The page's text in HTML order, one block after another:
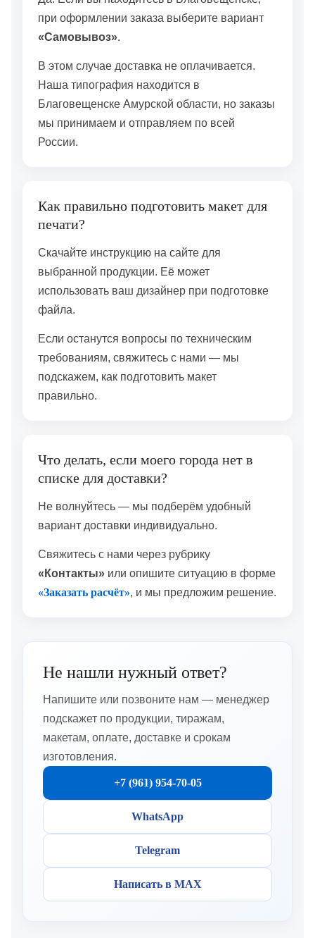
при оформлении заказа выберите вариант
«Самовывоз».
В этом случае доставка не оплачивается.
Наша типография находится в
Благовещенске Амурской области, но заказы
мы принимаем и отправляем по всей
России.
Как правильно подготовить макет для
печати?
Скачайте инструкцию на сайте для
выбранной продукции. Её может
использовать ваш дизайнер при подготовке
файла.
Если останутся вопросы по техническим
требованиям, свяжитесь с нами — мы
подскажем, как подготовить макет
правильно.
Что делать, если моего города нет в
списке для доставки?
Не волнуйтесь — мы подберём удобный
вариант доставки индивидуально.
Свяжитесь с нами через рубрику
«Контакты» или опишите ситуацию в форме
«Заказать расчёт», и мы предложим решение.
Не нашли нужный ответ?
Напишите или позвоните нам — менеджер
подскажет по продукции, тиражам,
макетам, оплате, доставке и срокам
изготовления.
+7 (961) 954-70-05
WhatsApp
Telegram
Написать в MAX